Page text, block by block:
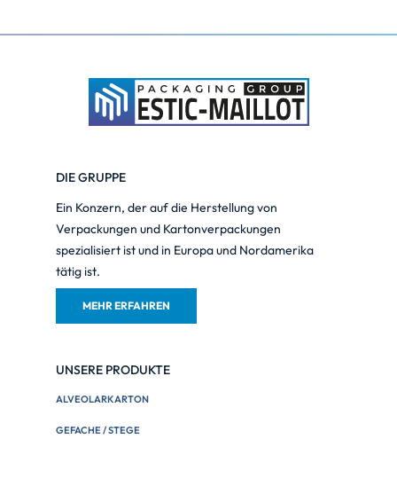
DIE GRUPPE
Ein Konzern, der auf die Herstellung von
Verpackungen und Kartonverpackungen
spezialisiert ist und in Europa und Nordamerika
tätig ist.
MEHR ERFAHREN
UNSERE PRODUKTE
ALVEOLARKARTON
GEFACHE / STEGE